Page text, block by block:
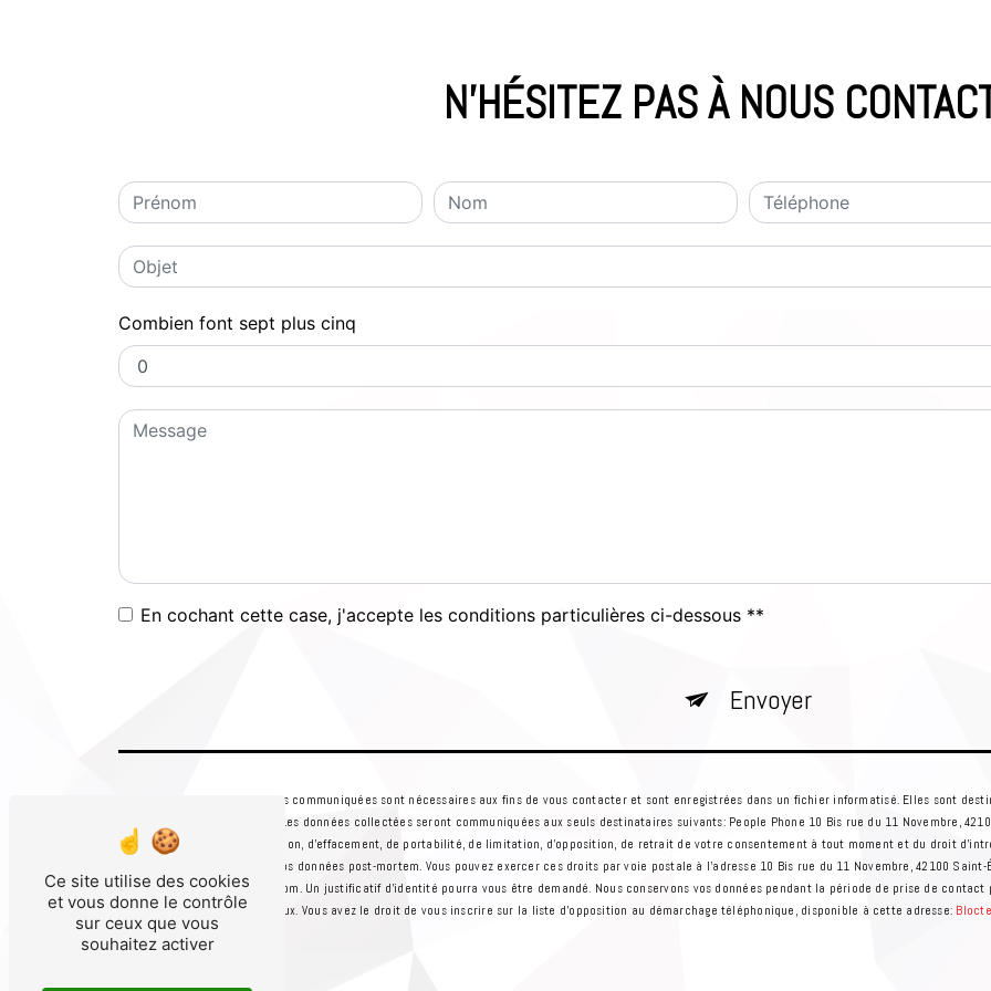
N'HÉSITEZ PAS À NOUS
Combien font sept plus cinq
En cochant cette case, j'accepte les conditions particulières ci-dessous **
Envoyer
** Les données personnelles communiquées sont nécessaires aux fins de vous contacter et sont enregistrées dans un fichier informatisé. Elles sont
répondre à votre message. Les données collectées seront communiquées aux seuls destinataires suivants: People Phone 10 Bis rue du 11 Novembre,
droits d’accès, de rectification, d’effacement, de portabilité, de limitation, d’opposition, de retrait de votre consentement à tout moment et du droit
que d’organiser le sort de vos données post-mortem. Vous pouvez exercer ces droits par voie postale à l'adresse 10 Bis rue du 11 Novembre, 42100
peoplephone2018@gmail.com. Un justificatif d'identité pourra vous être demandé. Nous conservons vos données pendant la période de prise de
et de gestion des contentieux. Vous avez le droit de vous inscrire sur la liste d'opposition au démarchage téléphonique, disponible à cette adresse:
droits.
Ce site utilise des cookies
et vous donne le contrôle
sur ceux que vous
souhaitez activer